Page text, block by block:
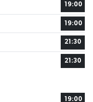
19:00
19:00
21:30
21:30
19:00